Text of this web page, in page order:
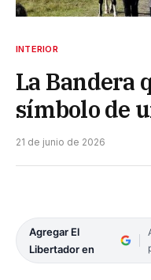
INTERIOR
La Bandera
símbolo de
21 de junio de 2026
Agregar El
Libertador en